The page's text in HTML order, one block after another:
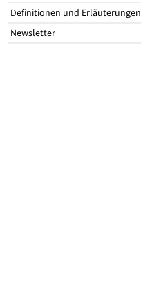
Definitionen und Erläuterungen
Newsletter